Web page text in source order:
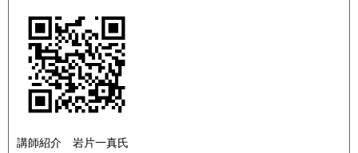
講師紹介 岩片一真氏